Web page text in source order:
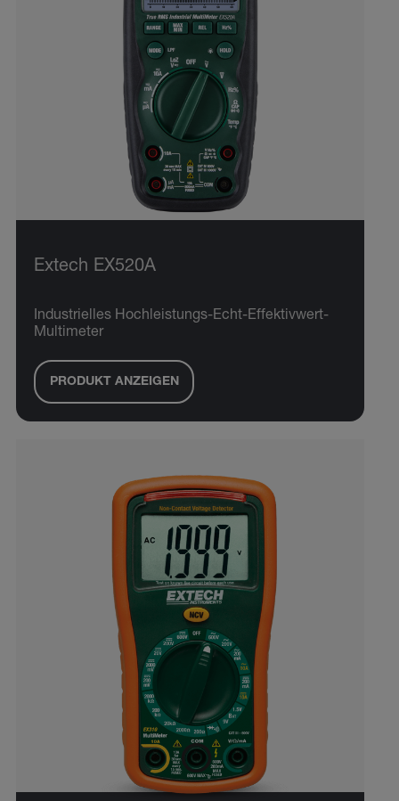
Extech EX520A
Industrielles Hochleistungs-Echt-Effektivwert-
Multimeter
PRODUKT ANZEIGEN